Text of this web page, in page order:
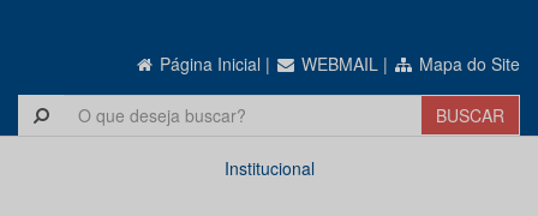
Página Inicial | WEBMAIL | Mapa do Site
Institucional